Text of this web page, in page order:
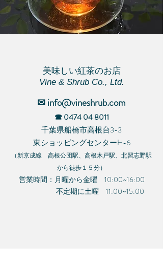
美味しい紅茶のお店
Vine & Shrub Co., Ltd.
✉︎ info@vineshrub.com
☎︎0474 04 8011
千葉県船橋市高根台3-3
東ショッピングセンターH-6
（新京成線 高根公団駅、高根木戸駅、北習志野駅
から徒歩１５分）
営業時間：月曜から金曜 10:00~16:00
不定期に土曜 11:00~15:00